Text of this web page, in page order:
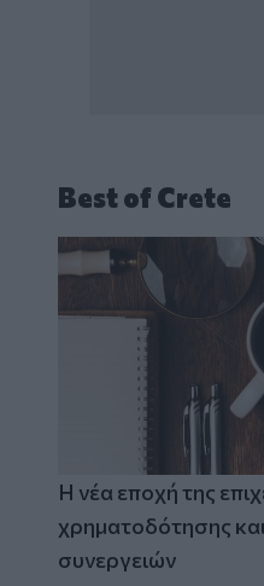
Best of Crete
Η νέα εποχή της
χρηματοδότησης
συνεργειών